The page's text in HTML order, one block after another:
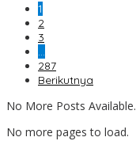
1
2
3
…
287
Berikutnya
No More Posts Available.
No more pages to load.